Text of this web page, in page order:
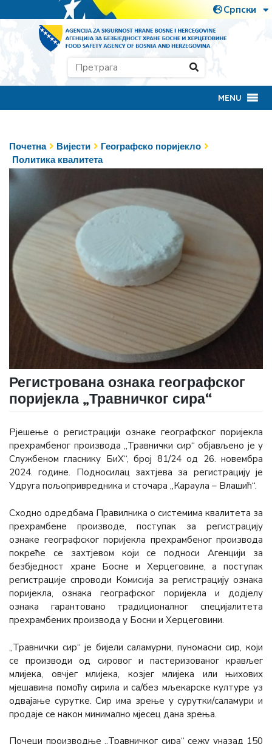
MENU
Почетна Вијести
Географско поријекло
Политика квалитета
Регистрована ознака географског
поријекла „Травничког сира“
Рјешење о регистрацији ознаке географског поријекла
прехрамбеног производа „Травнички сир“ објављено је у
Службеном гласнику БиХ“, број 81/24 од 26. новембра
2024. године. Подносилац захтјева за регистрацију је
Удруга пољопривредника и сточара „Караула – Влашић“.
Сходно одредбама Правилника о системима квалитета за
прехрамбене производе, поступак за регистрацију
ознаке географског поријекла прехрамбеног производа
покреће се захтјевом који се подноси Агенцији за
безбједност хране Босне и Херцеговине, а поступак
регистрације спроводи Комисија за регистрацију ознака
поријекла, ознака географског поријекла и додјелу
ознака гарантовано традиционалног специјалитета
прехрамбених производа у Босни и Херцеговини.
„Травнички сир“ је бијели саламурни, пуномасни сир, који
се производи од сировог и пастеризованог крављег
млијека, овчјег млијека, козјег млијека или њихових
мјешавина помоћу сирила и са/без мљекарске културе уз
одвајање сурутке. Сир има зрење у сурутки/саламури и
продаје се након минимално мјесец дана зрења.
Почеци производње „Травничког сира“ сежу уназад 150